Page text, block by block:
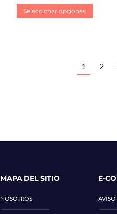
Seleccionar opciones
1 2
MAPA DEL SITIO
NOSOTROS
E-
AVISO